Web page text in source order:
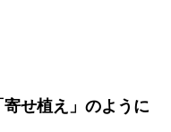
せ植え」のように